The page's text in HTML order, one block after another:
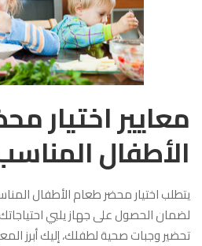
معايير اختيار
الأطفال
يتطلب اختيار محضر طعام الأطفال
لضمان الحصول على جهاز يلبي
تحضير وجبات صحية لطفلك، إليك أبرز